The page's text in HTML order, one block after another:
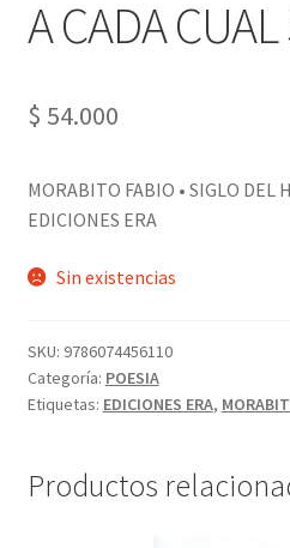
A CADA
$ 54.000
MORABITO FABIO • SIGLO DEL
EDICIONES ERA
Sin existencias
SKU: 9786074456110
Categoría: POESIA
Etiquetas: EDICIONES ERA,
Productos